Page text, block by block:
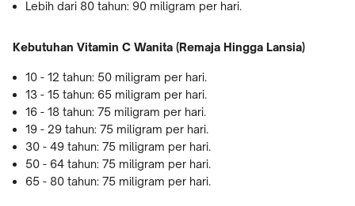
Lebih dari 80 tahun: 90 miligram per hari.
Kebutuhan Vitamin C Wanita (Remaja Hingga Lansia)
10 - 12 tahun: 50 miligram per hari.
13 - 15 tahun: 65 miligram per hari.
16 - 18 tahun: 75 miligram per hari.
19 - 29 tahun: 75 miligram per hari.
30 - 49 tahun: 75 miligram per hari.
50 - 64 tahun: 75 miligram per hari.
65 - 80 tahun: 75 miligram per hari.